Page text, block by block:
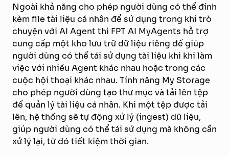
Ngoài khả năng cho phép người dùng có thể đính
kèm file tài liệu cá nhân để sử dụng trong khi trò
chuyện với AI Agent thì FPT AI MyAgents hỗ trợ
cung cấp một kho lưu trữ dữ liệu riêng để giúp
người dùng có thể tái sử dụng tài liệu khi khi làm
việc với nhiều Agent khác nhau hoặc trong các
cuộc hội thoại khác nhau. Tính năng My Storage
cho phép người dùng tạo thư mục và tải lên tệp
để quản lý tài liệu cá nhân. Khi một tệp được tải
lên, hệ thống sẽ tự động xử lý (ingest) dữ liệu,
giúp người dùng có thể tái sử dụng mà không cần
xử lý lại, từ đó tiết kiệm thời gian.